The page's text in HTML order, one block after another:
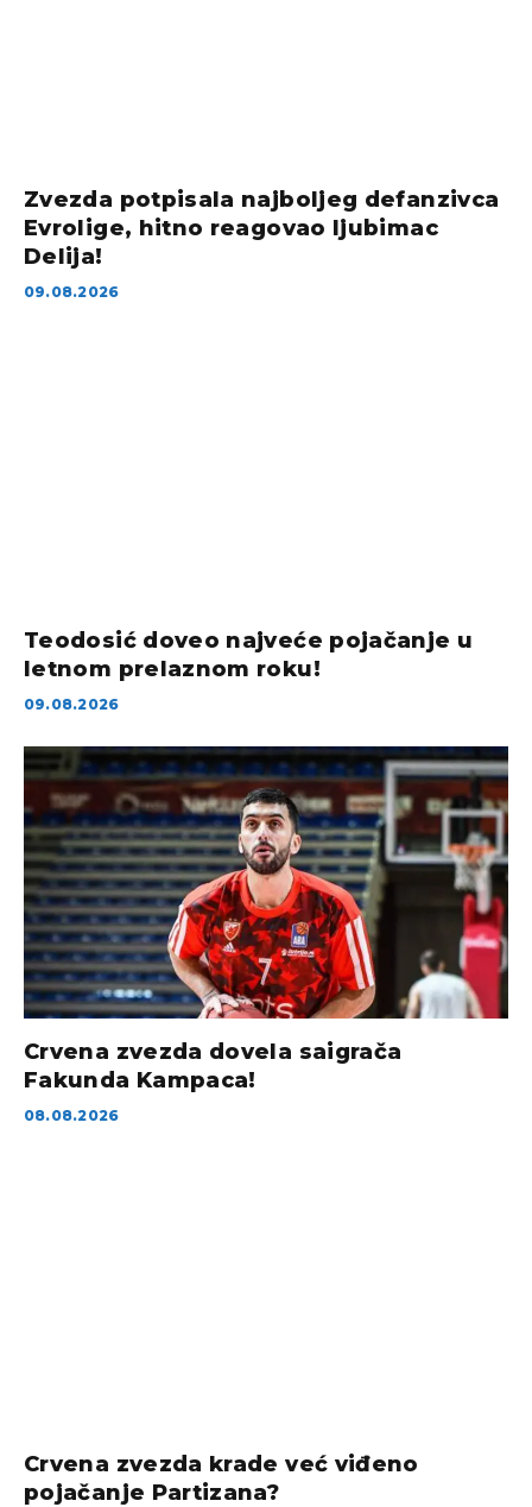
Zvezda potpisala najboljeg defanzivca
Evrolige, hitno reagovao ljubimac
Delija!
09.08.2026
Teodosić doveo najveće pojačanje u
letnom prelaznom roku!
09.08.2026
Crvena zvezda dovela saigrača
Fakunda Kampaca!
08.08.2026
Crvena zvezda krade već viđeno
pojačanje Partizana?